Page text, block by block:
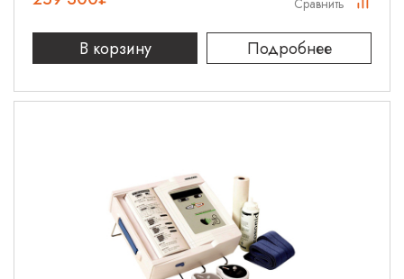
В корзину Подробнее
Сравнить